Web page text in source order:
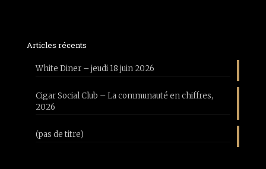
Articles récents
White Diner – jeudi 18 juin 2026
Cigar Social Club – La communauté en chiffres,
2026
(pas de titre)